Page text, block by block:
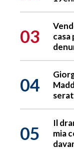
03
04
05
Il
mia